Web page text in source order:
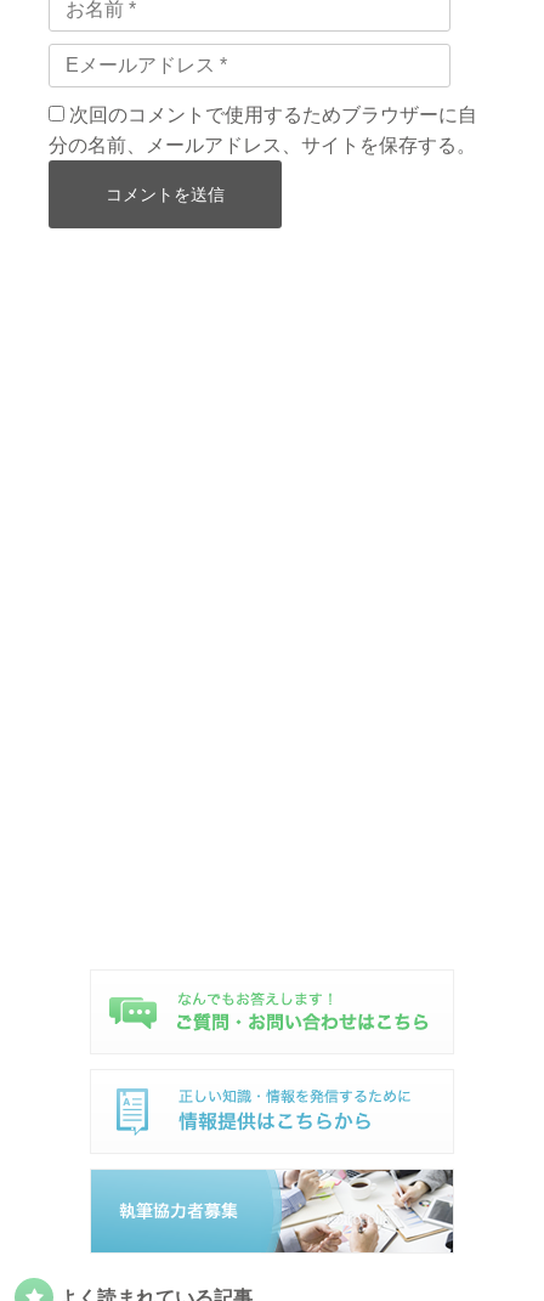
次回のコメントで使用するためブラウザーに自
分の名前、メールアドレス、サイトを保存する。